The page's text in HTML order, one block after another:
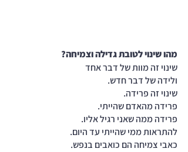
מהו שינוי לטובת גדילה וצמיחה?
שינוי זה מוות של דבר אחד
ולידה של דבר חדש.
שינוי זה פרידה.
פרידה מהאדם שהייתי.
פרידה ממה שאני רגיל אליו.
להתראות ממי שהייתי עד היום.
כאבי צמיחה הם כואבים בנפש.